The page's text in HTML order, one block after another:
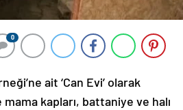
0
ait ‘Can Evi’ olarak
kapları, battaniye ve halı